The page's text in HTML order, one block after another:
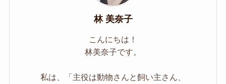
林 美奈子
こんにちは！
林美奈子です。
私は、「主役は動物さんと飼い主さん、